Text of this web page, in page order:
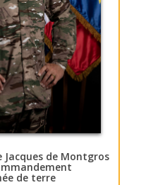
Jacques de Montgros
de terre